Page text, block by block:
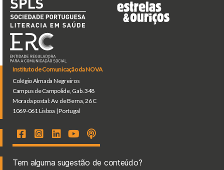
Instituto de Comunicação da NOVA
Colégio Almada Negreiros
Campus de Campolide, Gab. 348
Morada postal: Av. de Berna, 26 C
1069-061 Lisboa | Portugal
Tem alguma sugestão de conteúdo?